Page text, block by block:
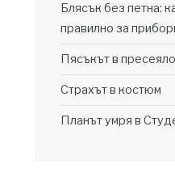
Блясък без петна:
правилно за
Пясъкът в
Страхът в костюм
Планът умря в